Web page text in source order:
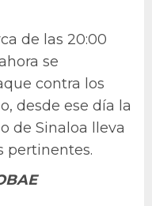
de las 20:00
se
contra los
desde ese día la
de Sinaloa lleva
pertinentes.